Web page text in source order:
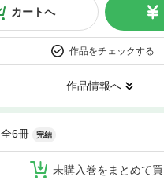
カートへ
作品をチェックする
作品情報へ
全6冊 完結
未購入巻をまとめて買